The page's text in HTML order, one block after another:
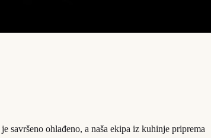
savršeno ohlađeno, a naša ekipa iz kuhinje priprema